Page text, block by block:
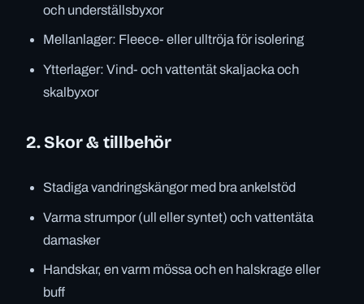
och underställsbyxor
Mellanlager: Fleece- eller ulltröja för isolering
Ytterlager: Vind- och vattentät skaljacka och
skalbyxor
2. Skor & tillbehör
Stadiga vandringskängor med bra ankelstöd
Varma strumpor (ull eller syntet) och vattentäta
damasker
Handskar, en varm mössa och en halskrage eller
buff